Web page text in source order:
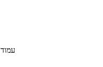
עמוד 1 מתוך 1